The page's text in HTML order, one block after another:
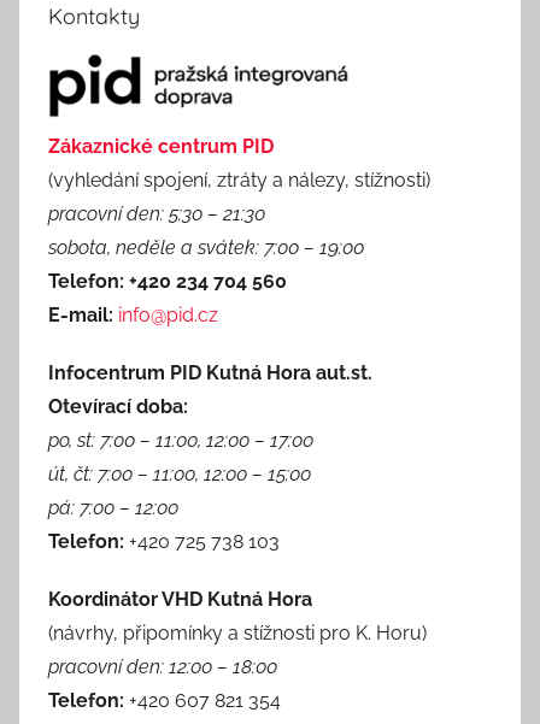
Kontakty
Zákaznické centrum PID
(vyhledání spojení, ztráty a nálezy, stížnosti)
pracovní den: 5:30 – 21:30
sobota, neděle a svátek: 7:00 – 19:00
Telefon: +420 234 704 560
E-mail: info@pid.cz
Infocentrum PID Kutná Hora aut.st.
Otevírací doba:
po, st: 7:00 – 11:00, 12:00 – 17:00
út, čt: 7:00 – 11:00, 12:00 – 15:00
pá: 7:00 – 12:00
Telefon: +420 725 738 103
Koordinátor VHD Kutná Hora
(návrhy, připomínky a stížnosti pro K. Horu)
pracovní den: 12:00 – 18:00
Telefon: +420 607 821 354